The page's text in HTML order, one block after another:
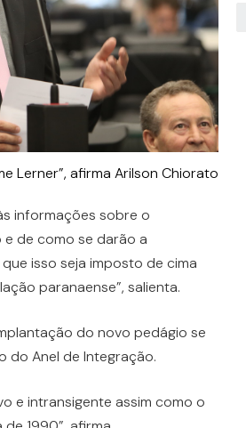
Lerner”, afirma Arilson Chiorato
informações sobre o
de como se darão a
isso seja imposto de cima
paranaense”, salienta.
do novo pedágio se
do Anel de Integração.
e intransigente assim como o